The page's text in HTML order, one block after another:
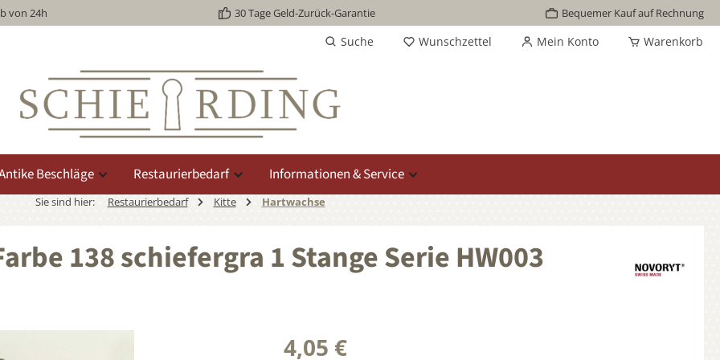
von 24h 30 Tage Geld-Zurück-Garantie Bequemer Kauf auf Rechnung
Suche Wunschzettel Mein Konto Warenkorb
Beschläge Restaurierbedarf Informationen & Service
Sie sind hier: Restaurierbedarf Kitte Hartwachse
138 schiefergra 1 Stange Serie HW003
4,05 €